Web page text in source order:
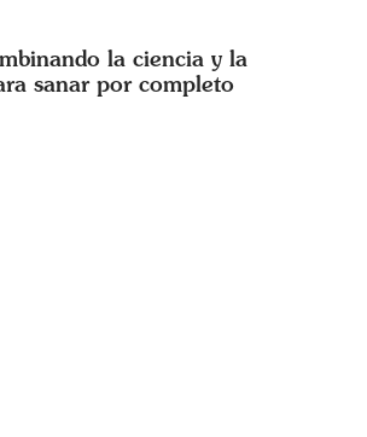
la ciencia y la
sanar por completo